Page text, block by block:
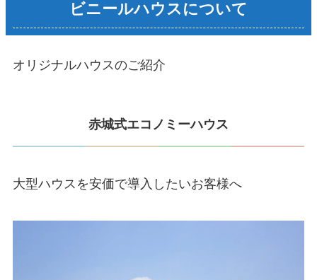
ビニールハウスについて
オリジナルハウスのご紹介
赤城式エコノミーハウス
大型ハウスを安価で導入したいお客様へ